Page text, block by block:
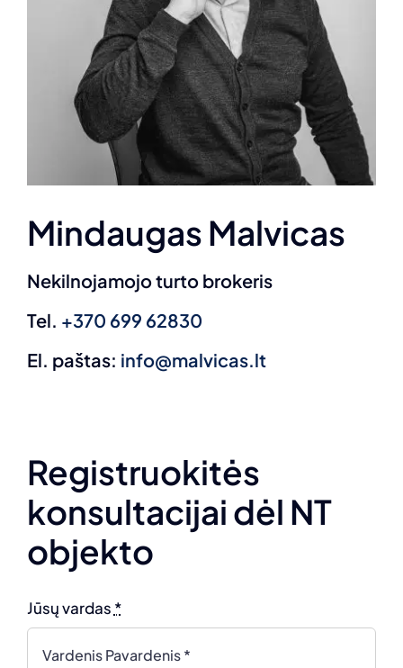
Mindaugas Malvicas
Nekilnojamojo turto brokeris
Tel. +370 699 62830
El. paštas: info@malvicas.lt
Registruokitės
konsultacijai dėl NT
objekto
Jūsų vardas *